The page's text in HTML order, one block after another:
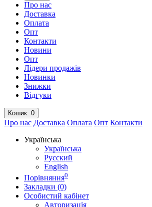
Про нас
Доставка
Оплата
Опт
Контакти
Новини
Опт
Лідери продажів
Новинки
Знижки
Відгуки
Кошик: 0
Про нас Доставка Оплата Опт Контакти
Українська
Українська
Русский
English
Порівняння0
Закладки (0)
Особистий кабінет
Авторизація